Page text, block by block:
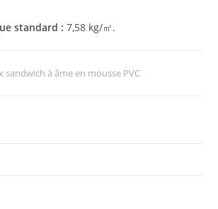
standard : 7,58 kg/㎡.
sandwich à âme en mousse PVC